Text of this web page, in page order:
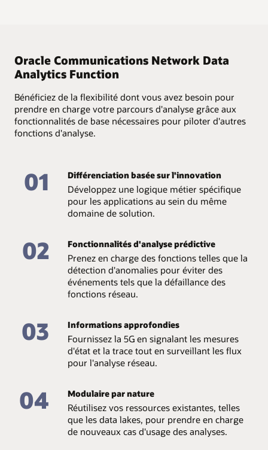
disponibles et garantissez leur qualité et leur
accessibilité grâce à un cycle de vie analytique de bout
en bout, de la collecte et du stockage des données à la
gestion.
Oracle Communications Network Data
Analytics Function
Bénéficiez de la flexibilité dont vous avez besoin pour
prendre en charge votre parcours d'analyse grâce aux
fonctionnalités de base nécessaires pour piloter d'autres
fonctions d'analyse.
01 Différenciation basée sur l'innovation
Développez une logique métier spécifique
pour les applications au sein du même
domaine de solution.
02 Fonctionnalités d'analyse prédictive
Prenez en charge des fonctions telles que la
détection d'anomalies pour éviter des
événements tels que la défaillance des
fonctions réseau.
03 Informations approfondies
Fournissez la 5G en signalant les mesures
d'état et la trace tout en surveillant les flux
pour l'analyse réseau.
04 Modulaire par nature
Réutilisez vos ressources existantes, telles
que les data lakes, pour prendre en charge
de nouveaux cas d'usage des analyses.